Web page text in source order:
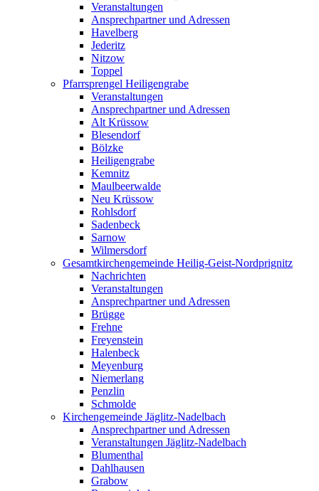
Veranstaltungen
Ansprechpartner und Adressen
Havelberg
Jederitz
Nitzow
Toppel
Pfarrsprengel Heiligengrabe
Veranstaltungen
Ansprechpartner und Adressen
Alt Krüssow
Blesendorf
Bölzke
Heiligengrabe
Kemnitz
Maulbeerwalde
Neu Krüssow
Rohlsdorf
Sadenbeck
Sarnow
Wilmersdorf
Gesamtkirchengemeinde Heilig-Geist-Nordprignitz
Nachrichten
Veranstaltungen
Ansprechpartner und Adressen
Brügge
Frehne
Freyenstein
Halenbeck
Meyenburg
Niemerlang
Penzlin
Schmolde
Kirchengemeinde Jäglitz-Nadelbach
Ansprechpartner und Adressen
Veranstaltungen Jäglitz-Nadelbach
Blumenthal
Dahlhausen
Grabow